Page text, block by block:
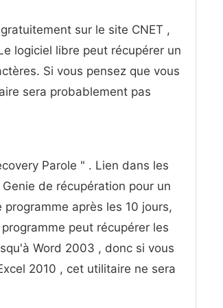
sur le site CNET ,
logiciel libre peut récupérer un
Si vous pensez que vous
sera probablement pas
Parole " . Lien dans les
de récupération pour un
après les 10 jours,
peut récupérer les
Word 2003 , donc si vous
2010 , cet utilitaire ne sera